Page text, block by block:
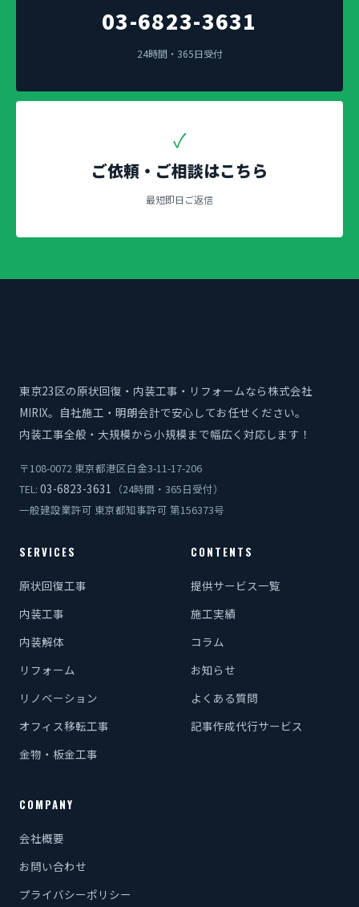
03-6823-3631
24時間・365日受付
✓
ご依頼・ご相談はこちら
最短即日ご返信
東京23区の原状回復・内装工事・リフォームなら株式会社
MIRIX。自社施工・明朗会計で安心してお任せください。
内装工事全般・大規模から小規模まで幅広く対応します！
〒108-0072 東京都港区白金3-11-17-206
TEL: 03-6823-3631 （24時間・365日受付）
一般建設業許可 東京都知事許可 第156373号
SERVICES
原状回復工事
内装工事
内装解体
リフォーム
リノベーション
オフィス移転工事
金物・板金工事
CONTENTS
提供サービス一覧
施工実績
コラム
お知らせ
よくある質問
記事作成代行サービス
COMPANY
会社概要
お問い合わせ
プライバシーポリシー